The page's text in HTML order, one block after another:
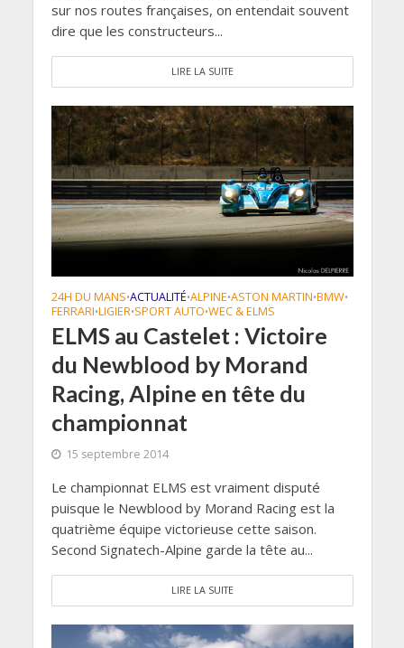
sur nos routes françaises, on entendait souvent
dire que les constructeurs...
LIRE LA SUITE
24H DU MANS•ACTUALITÉ•ALPINE•ASTON MARTIN•BMW•
FERRARI•LIGIER•SPORT AUTO•WEC & ELMS
ELMS au Castelet : Victoire
du Newblood by Morand
Racing, Alpine en tête du
championnat
15 septembre 2014
Le championnat ELMS est vraiment disputé
puisque le Newblood by Morand Racing est la
quatrième équipe victorieuse cette saison.
Second Signatech-Alpine garde la tête au...
LIRE LA SUITE